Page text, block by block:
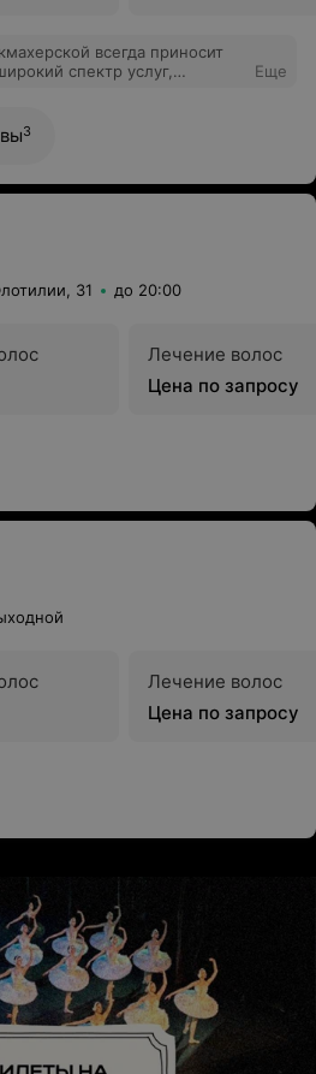
всегда приносит
спектр услуг,
вопросу. Очень
для создания
образа и безупречной
довольна результатом будь
Еще
3
31 до 20:00
Лечение волос
Цена по запросу
Лечение волос
Цена по запросу